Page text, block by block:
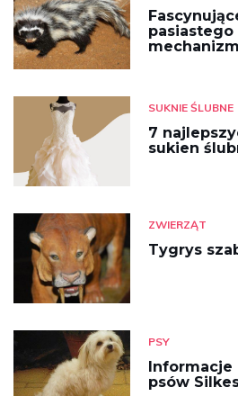
pasiastego
SUKNIE ŚLUBNE
7
sukien
ZWIERZĄT
Tygrys
PSY
Informacje
psów